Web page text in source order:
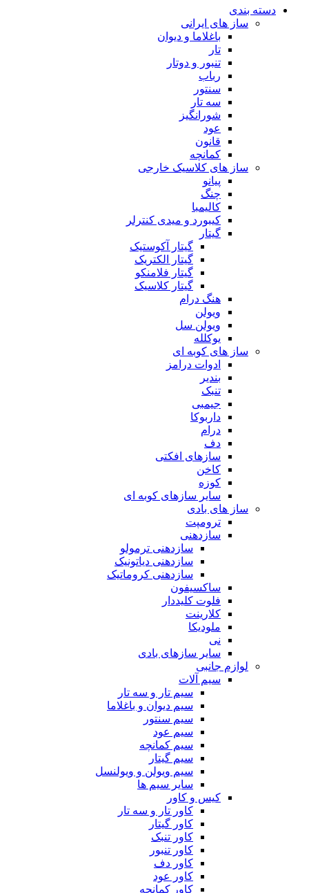
دسته بندی
ساز های ایرانی
باغلاما و دیوان
تار
تنبور و دوتار
رباب
سنتور
سه تار
شورانگیز
عود
قانون
کمانچه
ساز های کلاسیک خارجی
پیانو
چنگ
کالیمبا
کیبورد و میدی کنترلر
گیتار
گیتار آکوستیک
گیتار الکتریک
گیتار فلامنکو
گیتار کلاسیک
هنگ درام
ویولن
ویولن سل
یوکلله
ساز های کوبه ای
ادوات درامز
بندیر
تنبک
جیمبی
داربوکا
درام
دف
سازهای افکتی
کاخن
کوزه
سایر سازهای کوبه ای
ساز های بادی
ترومپت
سازدهنی
سازدهنی ترمولو
سازدهنی دیاتونیک
سازدهنی کروماتیک
ساکسیفون
فلوت کلیددار
کلارینت
ملودیکا
نی
سایر سازهای بادی
لوازم جانبی
سیم آلات
سیم تار و سه تار
سیم دیوان و باغلاما
سیم سنتور
سیم عود
سیم کمانچه
سیم گیتار
سیم ویولن و ویولنسل
سایر سیم ها
کیس و کاور
کاور تار و سه تار
کاور گیتار
کاور تنبک
کاور تنبور
کاور دف
کاور عود
کاور کمانچه